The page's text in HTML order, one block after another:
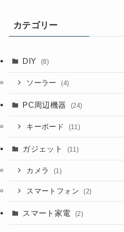
カテゴリー
DIY (8)
ソーラー (4)
PC周辺機器 (24)
キーボード (11)
ガジェット (11)
カメラ (1)
スマートフォン (2)
スマート家電 (2)